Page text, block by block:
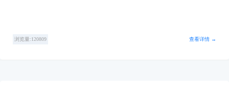
浏览量:120809 查看详情 →